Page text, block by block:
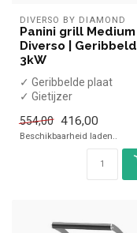
DIVERSO BY DIAMOND
Panini grill Medium
Diverso | Geribbeld |
3kW
✓ Geribbelde plaat
✓ Gietijzer
✓ 3 kW
554,00 416,00
Beschikbaarheid laden..